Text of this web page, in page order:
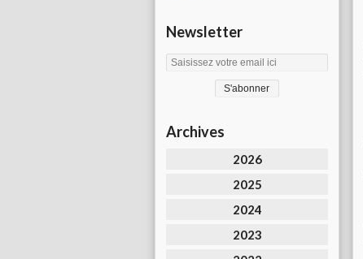
Newsletter
Archives
2026
2025
2024
2023